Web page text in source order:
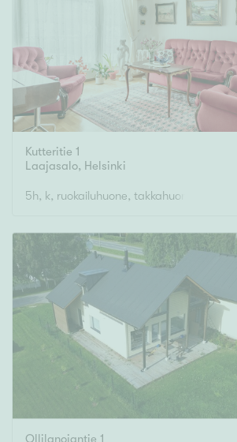
Kutteritie 1
Laajasalo, Helsinki
5h, k, ruokailuhuone, takkahuone, kph,
Ollilanojantie 1